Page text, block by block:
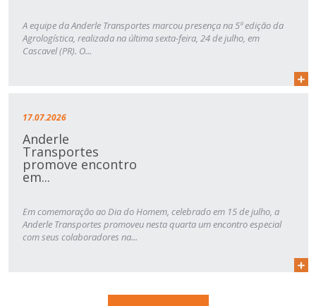
A equipe da Anderle Transportes marcou presença na 5ª edição da
Agrologística, realizada na última sexta-feira, 24 de julho, em
Cascavel (PR). O...
17.07.2026
Anderle
Transportes
promove encontro
em...
Em comemoração ao Dia do Homem, celebrado em 15 de julho, a
Anderle Transportes promoveu nesta quarta um encontro especial
com seus colaboradores na...